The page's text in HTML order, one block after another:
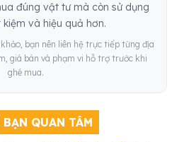
đúng vật tư mà còn sử dụng
và hiệu quả hơn.
bạn nên liên hệ trực tiếp từng địa
giá bán và phạm vi hỗ trợ trước khi
ghé mua.
BẠN QUAN TÂM